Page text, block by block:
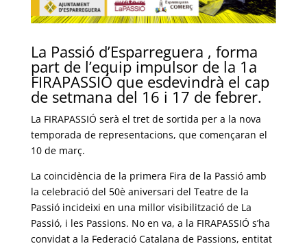
La Passió d’Esparreguera , forma
part de l’equip impulsor de la 1a
FIRAPASSIÓ que esdevindrà el cap
de setmana del 16 i 17 de febrer.
La FIRAPASSIÓ serà el tret de sortida per a la nova
temporada de representacions, que començaran el
10 de març.
La coincidència de la primera Fira de la Passió amb
la celebració del 50è aniversari del Teatre de la
Passió incideixi en una millor visibilització de La
Passió, i les Passions. No en va, a la FIRAPASSIÓ s’ha
convidat a la Federació Catalana de Passions, entitat